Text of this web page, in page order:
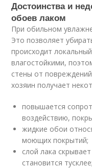
Достоинства и
обоев лаком
При обильном
Это позволяет
происходит
влагостойкими,
стены от
хозяин получает
повышается
воздействию,
жидкие обои
моющих покрытий;
слой лака
становится тусклее;